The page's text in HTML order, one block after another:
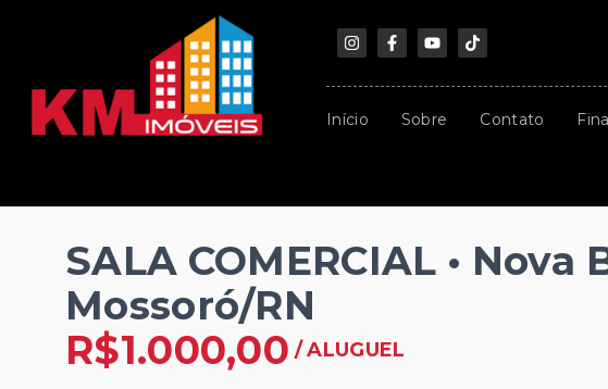
Início Sobre Contato
SALA COMERCIAL • Nova
Mossoró/RN
R$1.000,00 /ALUGUEL